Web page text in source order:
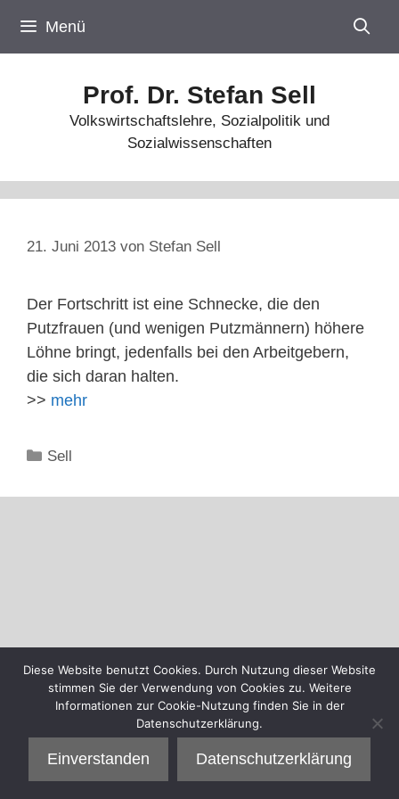
Inhalt
springen
Menü
Prof. Dr. Stefan Sell
Volkswirtschaftslehre, Sozialpolitik und
Sozialwissenschaften
21. Juni 2013 von Stefan Sell
Der Fortschritt ist eine Schnecke, die den
Putzfrauen (und wenigen Putzmännern) höhere
Löhne bringt, jedenfalls bei den Arbeitgebern,
die sich daran halten.
>> mehr
Kategorien
Sell
Diese Website benutzt Cookies. Durch Nutzung dieser Website
stimmen Sie der Verwendung von Cookies zu. Weitere
Informationen zur Cookie-Nutzung finden Sie in der
Datenschutzerklärung.
Einverstanden Datenschutzerklärung